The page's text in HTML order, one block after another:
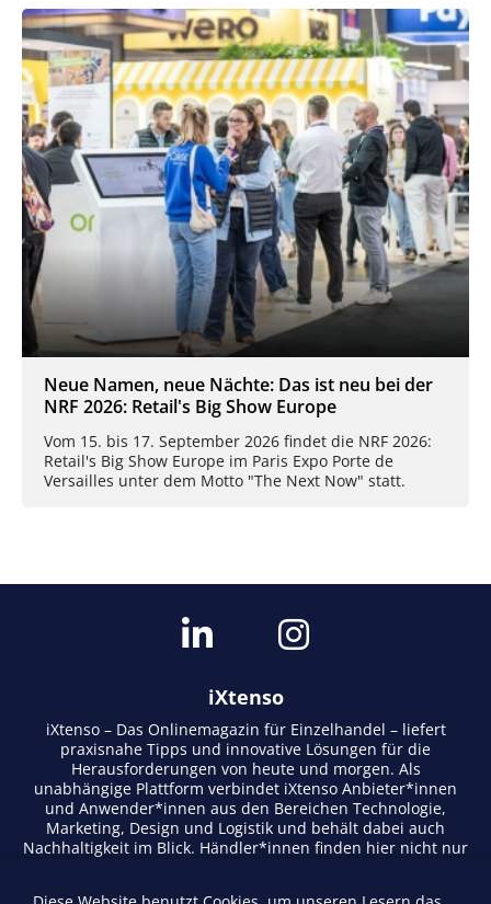
Neue Namen, neue Nächte: Das ist neu bei der
NRF 2026: Retail's Big Show Europe
Vom 15. bis 17. September 2026 findet die NRF 2026:
Retail's Big Show Europe im Paris Expo Porte de
Versailles unter dem Motto "The Next Now" statt.
iXtenso
iXtenso – Das Onlinemagazin für Einzelhandel – liefert
praxisnahe Tipps und innovative Lösungen für die
Herausforderungen von heute und morgen. Als
unabhängige Plattform verbindet iXtenso Anbieter*innen
und Anwender*innen aus den Bereichen Technologie,
Marketing, Design und Logistik und behält dabei auch
Nachhaltigkeit im Blick. Händler*innen finden hier nicht nur